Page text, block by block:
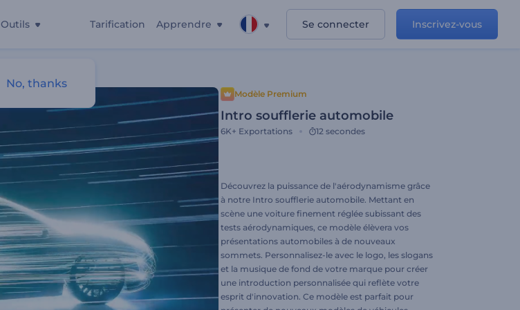
Outils Tarification Apprendre Se connecter Inscrivez-vous
Modèle Premium
Intro soufflerie automobile
6K+ Exportations 12 secondes
Découvrez la puissance de l'aérodynamisme grâce
à notre Intro soufflerie automobile. Mettant en
scène une voiture finement réglée subissant des
tests aérodynamiques, ce modèle élèvera vos
présentations automobiles à de nouveaux
sommets. Personnalisez-le avec le logo, les slogans
et la musique de fond de votre marque pour créer
une introduction personnalisée qui reflète votre
esprit d'innovation. Ce modèle est parfait pour
No, thanks